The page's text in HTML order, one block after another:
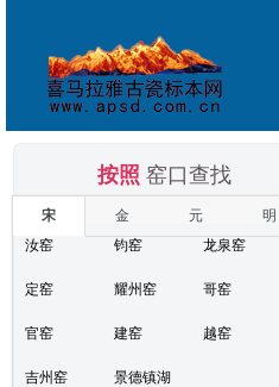
按照 窑口查找
宋 金 元
明
汝窑
钧窑 龙泉窑
定窑 耀州窑 哥窑
官窑 建窑 越窑
吉州窑
景德镇湖